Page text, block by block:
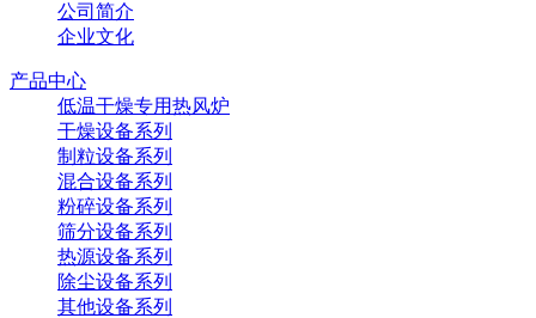
公司简介
企业文化
产品中心
低温干燥专用热风炉
干燥设备系列
制粒设备系列
混合设备系列
粉碎设备系列
筛分设备系列
热源设备系列
除尘设备系列
其他设备系列